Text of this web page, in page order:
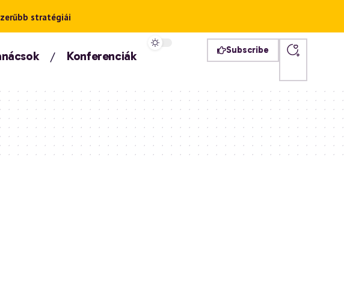
stratégiái
Konferenciák Subscribe